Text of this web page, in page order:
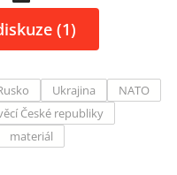
(1)
Ukrajina
NATO
České republiky
materiál